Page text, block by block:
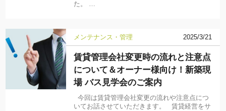
た。 …
メンテナンス・管理 2025/3/21
賃貸管理会社変更時の流れと注意点
について＆オーナー様向け！新築現
場 バス見学会のご案内
今回は賃貸管理会社変更の流れや注意点につ
いてお話させていただきます。 賃貸経営をサ